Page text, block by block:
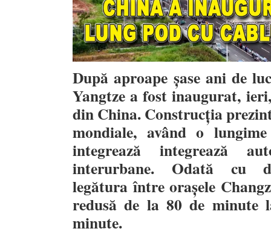
După aproape șase ani de
Yangtze a fost inaugurat,
din China. Construcția
mondiale, având o
integrează integrează
interurbane. Odată cu
legătura între orașele
redusă de la 80 de minute
minute.